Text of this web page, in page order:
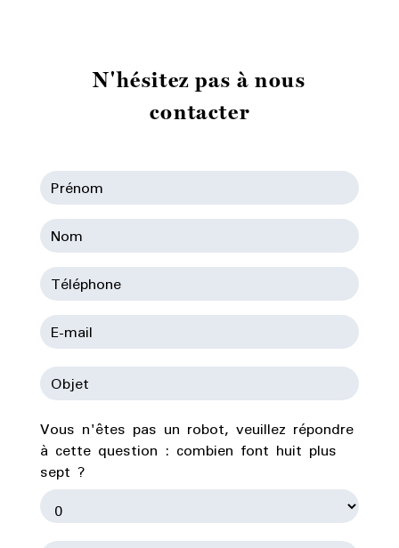
N'hésitez pas à nous
contacter
Vous n'êtes pas un robot, veuillez répondre
à cette question : combien font huit plus
sept ?